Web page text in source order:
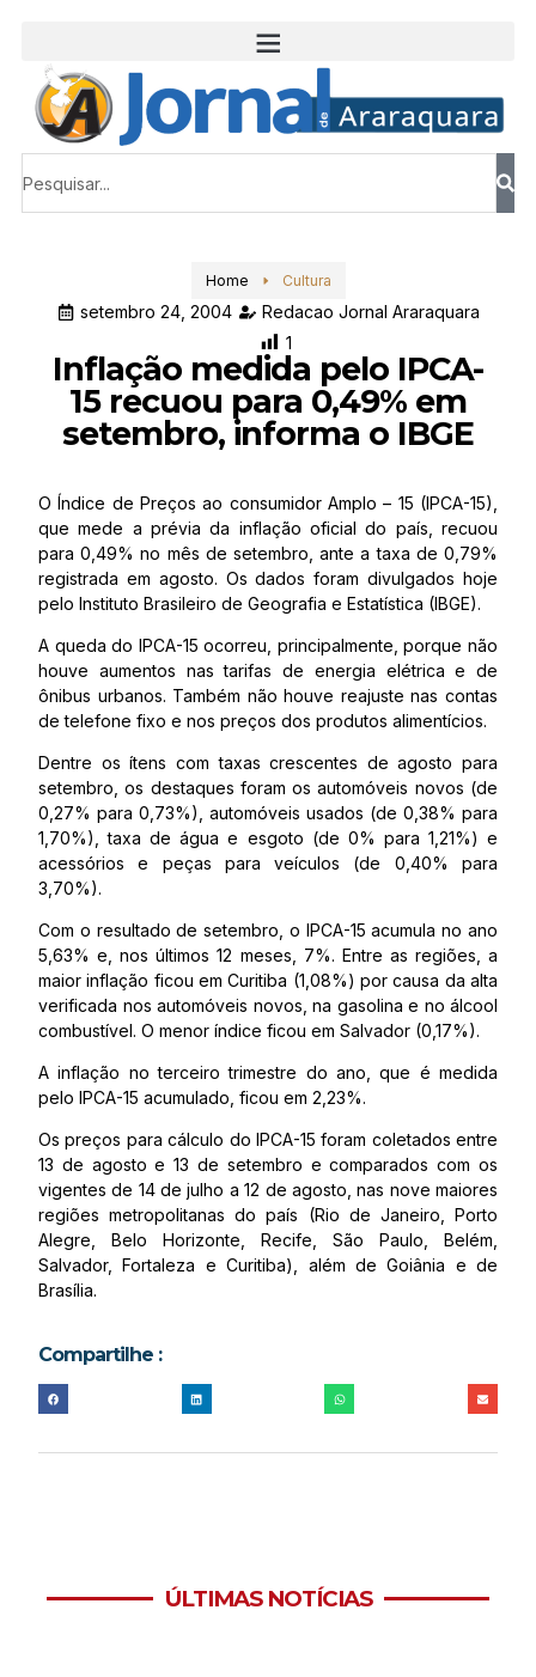
Home Cultura
setembro 24, 2004
Redacao Jornal Araraquara
1
Inflação medida pelo IPCA-
15 recuou para 0,49% em
setembro, informa o IBGE
O Índice de Preços ao consumidor Amplo – 15 (IPCA-15),
que mede a prévia da inflação oficial do país, recuou
para 0,49% no mês de setembro, ante a taxa de 0,79%
registrada em agosto. Os dados foram divulgados hoje
pelo Instituto Brasileiro de Geografia e Estatística (IBGE).
A queda do IPCA-15 ocorreu, principalmente, porque não
houve aumentos nas tarifas de energia elétrica e de
ônibus urbanos. Também não houve reajuste nas contas
de telefone fixo e nos preços dos produtos alimentícios.
Dentre os ítens com taxas crescentes de agosto para
setembro, os destaques foram os automóveis novos (de
0,27% para 0,73%), automóveis usados (de 0,38% para
1,70%), taxa de água e esgoto (de 0% para 1,21%) e
acessórios e peças para veículos (de 0,40% para
3,70%).
Com o resultado de setembro, o IPCA-15 acumula no ano
5,63% e, nos últimos 12 meses, 7%. Entre as regiões, a
maior inflação ficou em Curitiba (1,08%) por causa da alta
verificada nos automóveis novos, na gasolina e no álcool
combustível. O menor índice ficou em Salvador (0,17%).
A inflação no terceiro trimestre do ano, que é medida
pelo IPCA-15 acumulado, ficou em 2,23%.
Os preços para cálculo do IPCA-15 foram coletados entre
13 de agosto e 13 de setembro e comparados com os
vigentes de 14 de julho a 12 de agosto, nas nove maiores
regiões metropolitanas do país (Rio de Janeiro, Porto
Alegre, Belo Horizonte, Recife, São Paulo, Belém,
Salvador, Fortaleza e Curitiba), além de Goiânia e de
Brasília.
Compartilhe :
ÚLTIMAS NOTÍCIAS